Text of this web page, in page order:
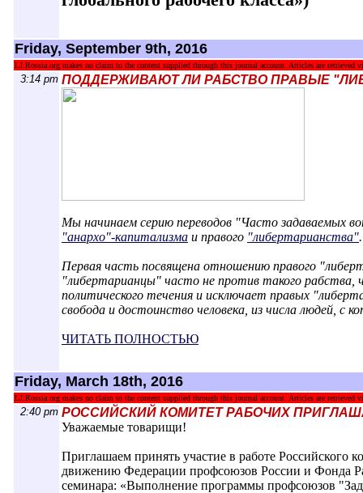
Friday, September 9th, 2016
LJ.Rossia.org makes no claim to the content supplied through this journal account. Articles are retrieved
3:14 pm ПОДДЕРЖИВАЮТ ЛИ РАБСТВО ПРАВЫЕ
Мы начинаем серию переводов "Часто задаваемых
"анархо"-капитализма и правого "либертарианства".
Первая часть посвящена отношению правого
"либертарианцы" часто не против такого рабства,
политического течения и исключает правых
свобода и достоинство человека, из числа людей,
ЧИТАТЬ ПОЛНОСТЬЮ
Friday, March 18th, 2016
LJ.Rossia.org makes no claim to the content supplied through this journal account. Articles are retrieved
2:40 pm РОССИЙСКИЙ КОМИТЕТ РАБОЧИХ
Уважаемые товарищи!
Приглашаем принять участие в работе Российского
движению Федерации профсоюзов России и Фонда
семинара: «Выполнение программы профсоюзов